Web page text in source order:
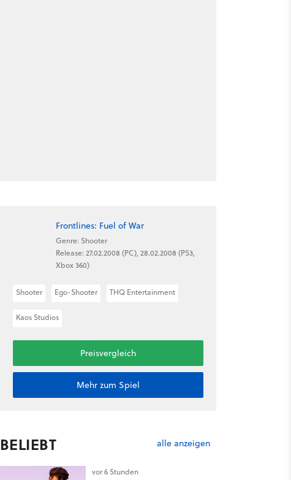
Frontlines: Fuel of War
Genre: Shooter
Release: 27.02.2008 (PC), 28.02.2008 (PS3,
Xbox 360)
Shooter Ego-Shooter THQ Entertainment
Kaos Studios
Preisvergleich
Mehr zum Spiel
BELIEBT alle anzeigen
vor 6 Stunden